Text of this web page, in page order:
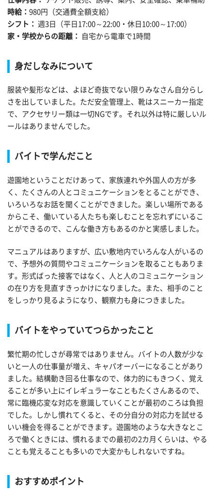
時給： 980円（交通費全額支給）
シフト： 週3日（平日17:00～22:00・休日10:00～17:00）
家・学校からの距離：
自宅から電車で1時間
身だしなみについて
服装や髪形などは、よほど奇抜でない限りみなさん自分らし
さを出していました。ただ安全管理上、靴はスニーカー指定
で、アクセサリー類は一切NGです。それ以外は特に厳しいル
ールはありませんでした。
バイトで学んだこと
遊園地ということだけあって、家族連れや外国人の方が多
く、たくさんの人とコミュニケーションをとることができ、
いろいろなお話を聞くことができました。楽しい場所である
からこそ、働いている人たちも楽しむことを忘れずにいるこ
とができるので、こんな働き方もあるのかと実感しました。
マニュアルはありますが、広い敷地内でいろんな人がいるの
で、予想外の質問やコミュニケーションを取ることもありま
す。形式ばった接客ではなく、人と人のコミュニケーション
の在り方を見直すきっかけになりました。また、相手のこと
をしっかり見るようになり、観察力も身につきました。
バイトをやっていてつらかったこと
繁忙期の忙しさが尋常ではありません。バイトの人数が少な
いと一人の仕事量が増え、キャパオーバーになることがあり
ました。結構動き回る仕事なので、体力的にもきつく、覚え
ることが多い上にイレギュラーなこともたくさんあるので、
常に臨機応変な対応を意識していくことが最初のころは負担
でした。しかし慣れてくると、その分自分の対応力を試せる
いい機会を得ることができます。遊園地のような大きなとこ
ろで働くときには、慣れるまでの最初の2カ月くらいは、やる
ことも覚えることも多いので大変かもしれないですね。
おすすめポイント